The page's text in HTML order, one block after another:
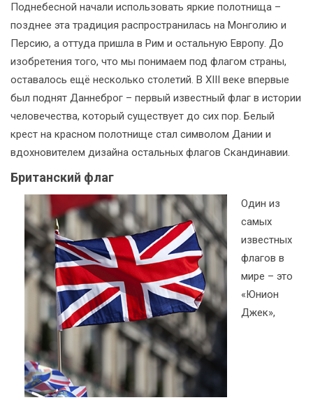
Поднебесной начали использовать яркие полотнища –
позднее эта традиция распространилась на Монголию и
Персию, а оттуда пришла в Рим и остальную Европу. До
изобретения того, что мы понимаем под флагом страны,
оставалось ещё несколько столетий. В XIII веке впервые
был поднят Даннеброг – первый известный флаг в истории
человечества, который существует до сих пор. Белый
крест на красном полотнище стал символом Дании и
вдохновителем дизайна остальных флагов Скандинавии.
Британский флаг
Один из
самых
известных
флагов в
мире – это
«Юнион
Джек»,